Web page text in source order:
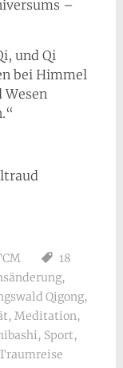
–
und Qi
bei Himmel
Wesen
18
,
Qigong,
, Meditation,
, Sport,